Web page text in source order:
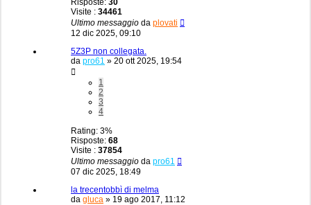
Visite : 34461
Ultimo messaggio da plovati
12 dic 2025, 09:10
5Z3P non collegata.
da pro61 » 20 ott 2025, 19:54
1
2
3
4
Rating: 3%
Risposte: 68
Visite : 37854
Ultimo messaggio da pro61
07 dic 2025, 18:49
la trecentobbì di melma
da gluca » 19 ago 2017, 11:12